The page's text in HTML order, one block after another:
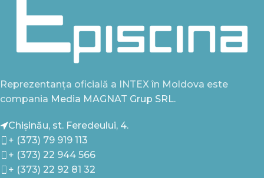
Reprezentanța oficială a INTEX în Moldova este
compania Media MAGNAT Grup SRL.
Chișinău, st. Feredeului, 4.
+ (373) 79 919 113
+ (373) 22 944 566
+ (373) 22 92 81 32